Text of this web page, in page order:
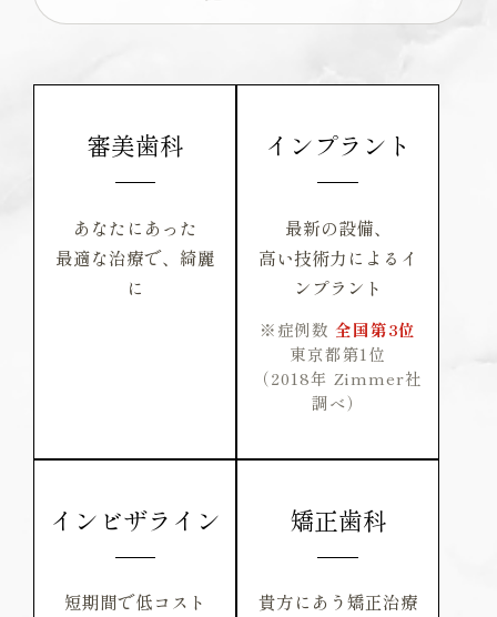
審美歯科
あなたにあった
最適な治療で、綺麗
に
インプラント
最新の設備、
高い技術力によるイ
ンプラント
※症例数全国第3位
東京都第1位
（2018年 Zimmer社
調べ）
インビザライン
短期間で低コスト
矯正歯科
貴方にあう矯正治療